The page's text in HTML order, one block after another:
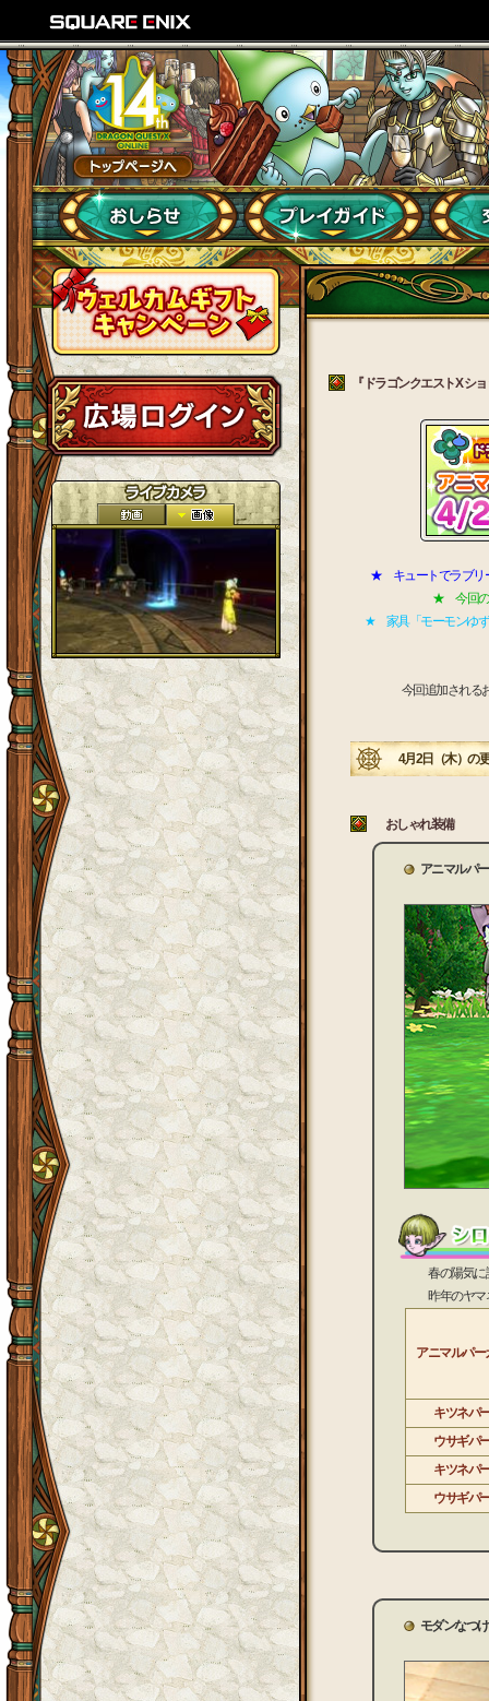
『ドラゴンクエストX シ
★ キュートでラブリー
★ 今回の
★ 家具「モーモンゆず
今回追加される
4月2日（木）の
おしゃれ装備
アニマルパ
春の陽気に誘
昨年のヤマネ
アニマルパー
キツネパ
ウサギパ
キツネパ
ウサギパ
モダンなつ